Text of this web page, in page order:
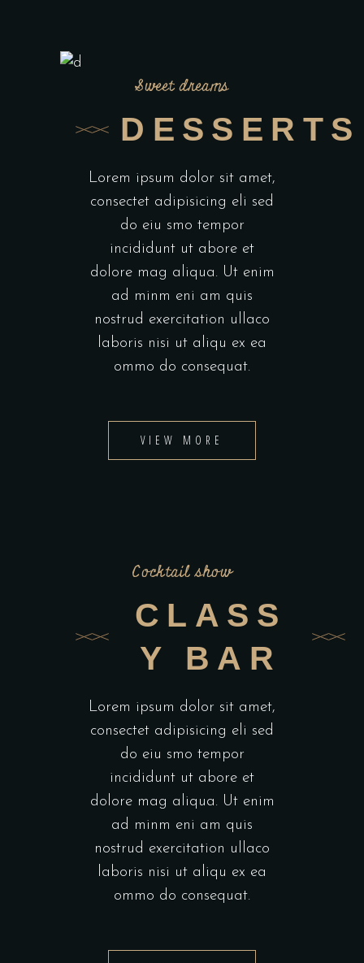
Sweet dreams
DESSERTS
Lorem ipsum dolor sit amet,
consectet adipisicing eli sed
do eiu smo tempor
incididunt ut abore et
dolore mag aliqua. Ut enim
ad minm eni am quis
nostrud exercitation ullaco
laboris nisi ut aliqu ex ea
ommo do consequat.
VIEW MORE
Cocktail show
CLASS
Y BAR
Lorem ipsum dolor sit amet,
consectet adipisicing eli sed
do eiu smo tempor
incididunt ut abore et
dolore mag aliqua. Ut enim
ad minm eni am quis
nostrud exercitation ullaco
laboris nisi ut aliqu ex ea
ommo do consequat.